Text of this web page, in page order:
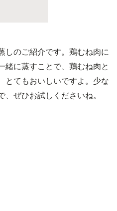
しのご紹介です。鶏むね肉に
緒に蒸すことで、鶏むね肉と
とてもおいしいですよ。少な
ぜひお試しくださいね。